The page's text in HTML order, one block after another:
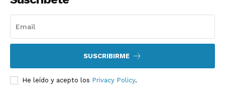
SUSCRIBIRME
He leído y acepto los Privacy Policy.